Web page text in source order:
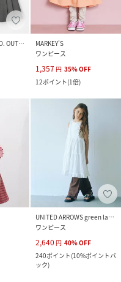
UNITED ARROWS LTD. OUTLET
MARKEY’S
ワンピース
1,357 円 35%OFF
12ポイント(1倍)
UNITED ARROWS green label relaxing
ワンピース
2,640 円 40%OFF
240ポイント(10%ポイントバ
ック)